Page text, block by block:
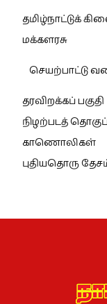
தமிழ்நாட்டுக்
மக்களரசு
செயற்பாட்டு
தரவிறக்கப் பகுதி
நிழற்படத்
காணொலிகள்
புதியதொரு